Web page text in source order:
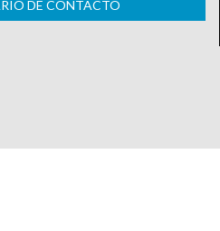
DE CONTACTO